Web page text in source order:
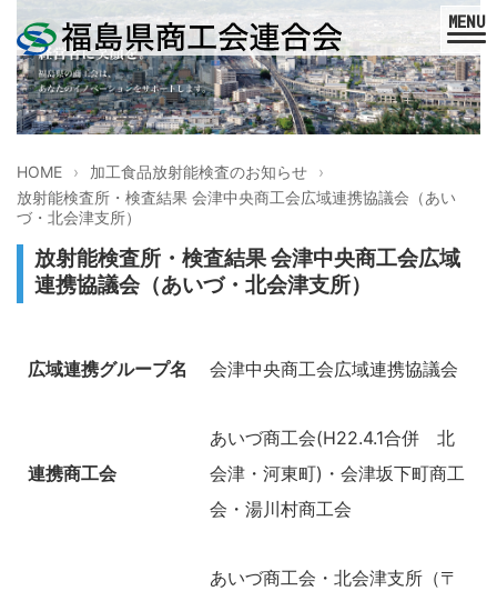
HOME
加工食品放射能検査のお知らせ
放射能検査所・検査結果 会津中央商工会広域連携協議会（あい
づ・北会津支所）
放射能検査所・検査結果 会津中央商工会広域
連携協議会（あいづ・北会津支所）
広域連携グループ名 会津中央商工会広域連携協議会
連携商工会
あいづ商工会(H22.4.1合併 北
会津・河東町)・会津坂下町商工
会・湯川村商工会
あいづ商工会・北会津支所（〒